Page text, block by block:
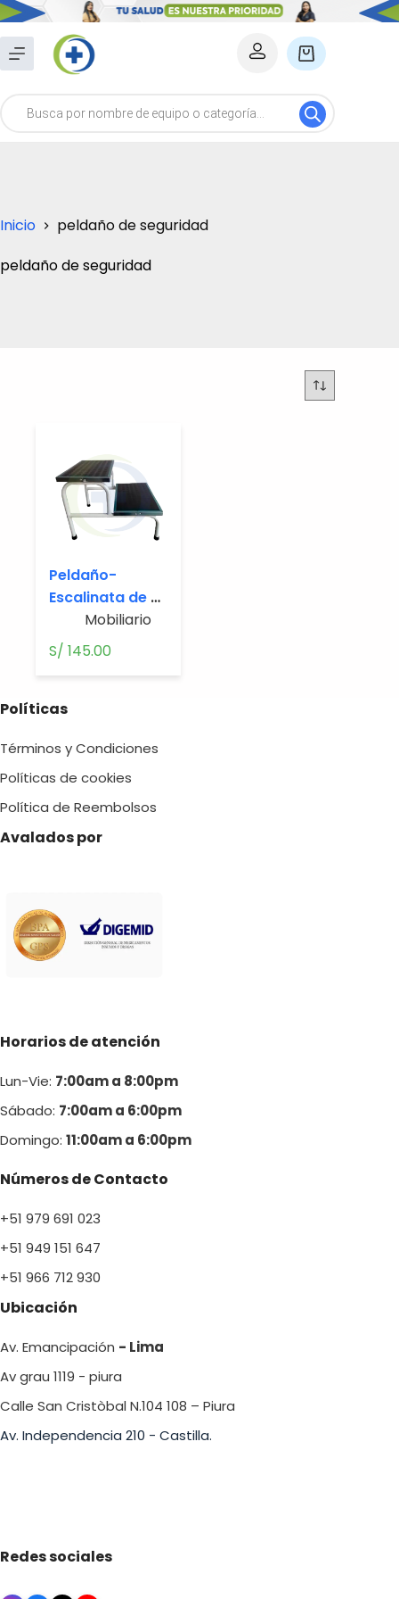
Saltar
al
contenido
Carro
compra
Inicio
peldaño de seguridad
peldaño de seguridad
Peldaño-
Escalinata de 2
pasosMobiliario
S/ 145.00
Políticas
Términos y Condiciones
Políticas de cookies
Política de Reembolsos
Avalados por
Horarios de atención
Lun-Vie: 7:00am a 8:00pm
Sábado: 7:00am a 6:00pm
Domingo: 11:00am a 6:00pm
Números de Contacto
+51 979 691 023
+51 949 151 647
+51 966 712 930
Ubicación
Av. Emancipación - Lima
Av grau 1119 - piura
Calle San Cristòbal N.104 108 – Piura
Av. Independencia 210 - Castilla.
Redes sociales